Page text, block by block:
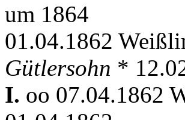
um 1864
01.04.1862
Gütlersohn *
I. oo 07.04.1862